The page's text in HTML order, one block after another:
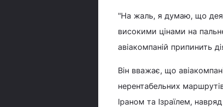
"На жаль, я думаю, що
високими цінами на
авіакомпаній припинить
Він вважає, що
нерентабельних
Іраном та Ізраїлем,